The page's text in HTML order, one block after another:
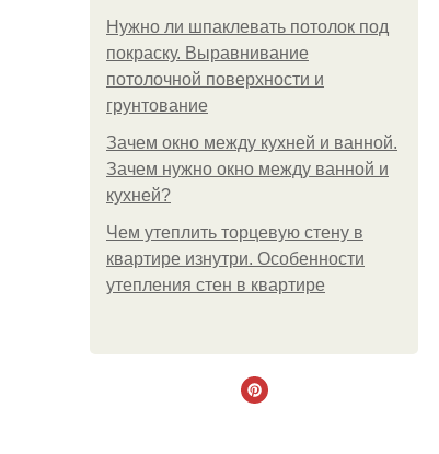
Нужно ли шпаклевать потолок под
покраску. Выравнивание
потолочной поверхности и
грунтование
Зачем окно между кухней и ванной.
Зачем нужно окно между ванной и
кухней?
Чем утеплить торцевую стену в
квартире изнутри. Особенности
утепления стен в квартире